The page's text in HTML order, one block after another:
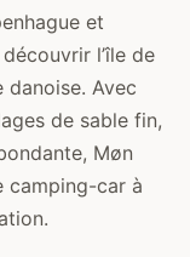
et
l’île de
danoise. Avec
de sable fin,
Møn
camping-car à